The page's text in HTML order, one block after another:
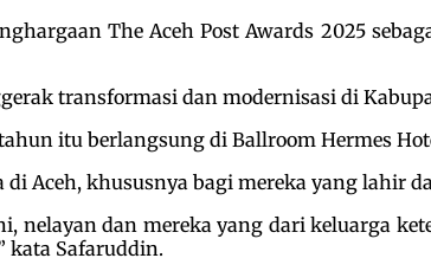
The Aceh Post Awards 2025
transformasi dan modernisasi di
itu berlangsung di Ballroom Hermes
Aceh, khususnya bagi mereka yang lahir
nelayan dan mereka yang dari keluarga
kata Safaruddin.